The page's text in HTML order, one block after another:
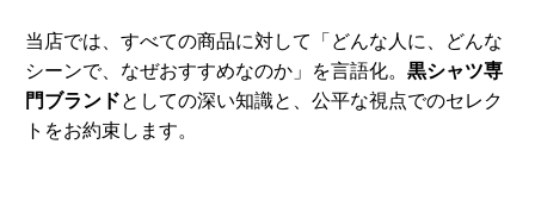
当店では、すべての商品に対して「どんな人に、どんな
シーンで、なぜおすすめなのか」を言語化。 黒シャツ専
門ブランドとしての深い知識と、公平な視点でのセレク
トをお約束します。